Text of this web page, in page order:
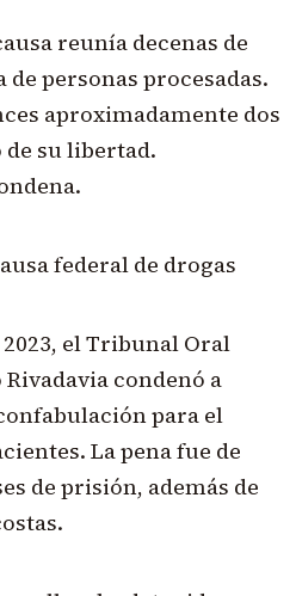
reunía decenas de
personas procesadas.
aproximadamente dos
su libertad.
federal de drogas
el Tribunal Oral
condenó a
para el
La pena fue de
de prisión, además de